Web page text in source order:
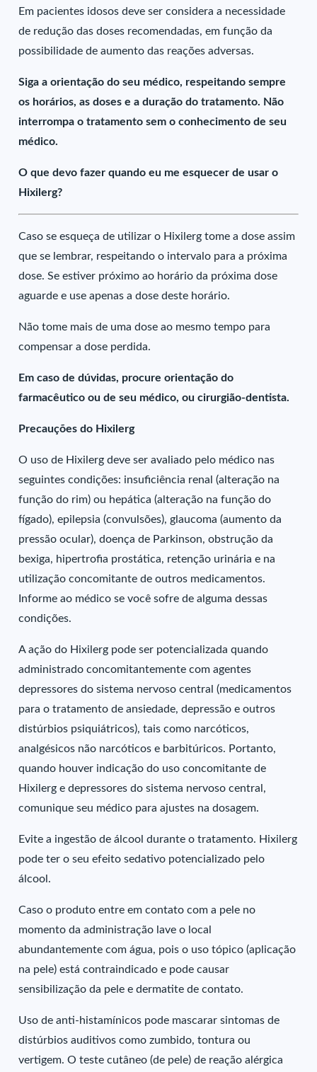
Em pacientes idosos deve ser considera a necessidade
de redução das doses recomendadas, em função da
possibilidade de aumento das reações adversas.
Siga a orientação do seu médico, respeitando sempre
os horários, as doses e a duração do tratamento. Não
interrompa o tratamento sem o conhecimento de seu
médico.
O que devo fazer quando eu me esquecer de usar o
Hixilerg?
Caso se esqueça de utilizar o Hixilerg tome a dose assim
que se lembrar, respeitando o intervalo para a próxima
dose. Se estiver próximo ao horário da próxima dose
aguarde e use apenas a dose deste horário.
Não tome mais de uma dose ao mesmo tempo para
compensar a dose perdida.
Em caso de dúvidas, procure orientação do
farmacêutico ou de seu médico, ou cirurgião-dentista.
Precauções do Hixilerg
O uso de Hixilerg deve ser avaliado pelo médico nas
seguintes condições: insuficiência renal (alteração na
função do rim) ou hepática (alteração na função do
fígado), epilepsia (convulsões), glaucoma (aumento da
pressão ocular), doença de Parkinson, obstrução da
bexiga, hipertrofia prostática, retenção urinária e na
utilização concomitante de outros medicamentos.
Informe ao médico se você sofre de alguma dessas
condições.
A ação do Hixilerg pode ser potencializada quando
administrado concomitantemente com agentes
depressores do sistema nervoso central (medicamentos
para o tratamento de ansiedade, depressão e outros
distúrbios psiquiátricos), tais como narcóticos,
analgésicos não narcóticos e barbitúricos. Portanto,
quando houver indicação do uso concomitante de
Hixilerg e depressores do sistema nervoso central,
comunique seu médico para ajustes na dosagem.
Evite a ingestão de álcool durante o tratamento. Hixilerg
pode ter o seu efeito sedativo potencializado pelo
álcool.
Caso o produto entre em contato com a pele no
momento da administração lave o local
abundantemente com água, pois o uso tópico (aplicação
na pele) está contraindicado e pode causar
sensibilização da pele e dermatite de contato.
Uso de anti-histamínicos pode mascarar sintomas de
distúrbios auditivos como zumbido, tontura ou
vertigem. O teste cutâneo (de pele) de reação alérgica